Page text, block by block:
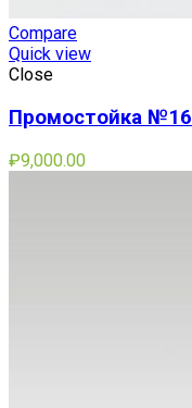
Compare
Quick view
Close
Промостойка №16
₽9,000.00